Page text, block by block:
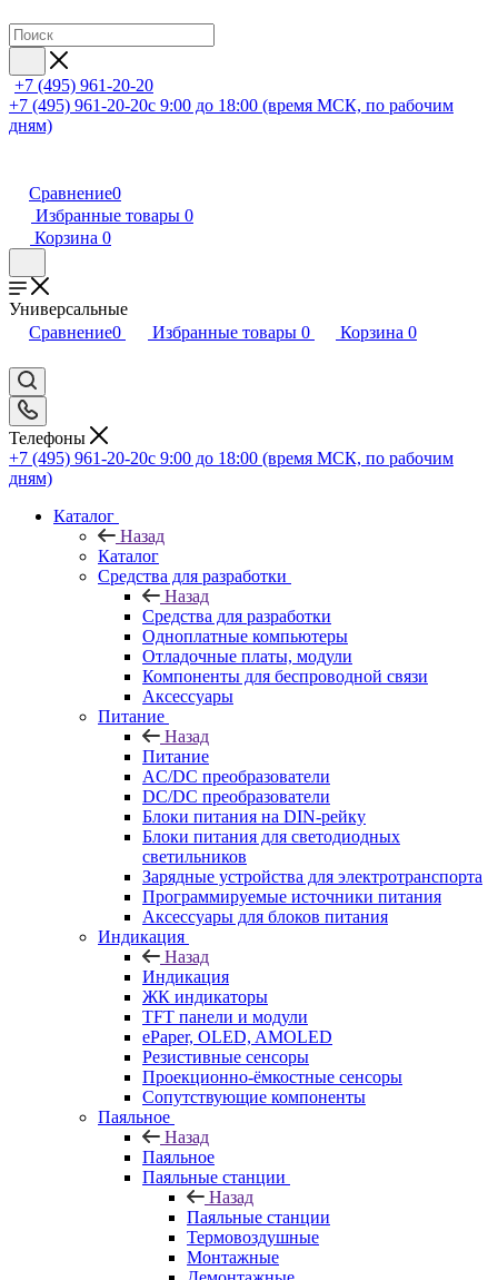
+7 (495) 961-20-20
+7 (495) 961-20-20с 9:00 до 18:00 (время МСК, по рабочим
дням)
Сравнение0
Избранные товары 0
Корзина 0
Универсальные
Сравнение0 Избранные товары 0 Корзина 0
Телефоны
+7 (495) 961-20-20с 9:00 до 18:00 (время МСК, по рабочим
дням)
Каталог
Назад
Каталог
Средства для разработки
Назад
Средства для разработки
Одноплатные компьютеры
Отладочные платы, модули
Компоненты для беспроводной связи
Аксессуары
Питание
Назад
Питание
AC/DC преобразователи
DC/DC преобразователи
Блоки питания на DIN-рейку
Блоки питания для светодиодных
светильников
Зарядные устройства для электротранспорта
Программируемые источники питания
Аксессуары для блоков питания
Индикация
Назад
Индикация
ЖК индикаторы
TFT панели и модули
ePaper, OLED, AMOLED
Резистивные сенсоры
Проекционно-ёмкостные сенсоры
Сопутствующие компоненты
Паяльное
Назад
Паяльное
Паяльные станции
Назад
Паяльные станции
Термовоздушные
Монтажные